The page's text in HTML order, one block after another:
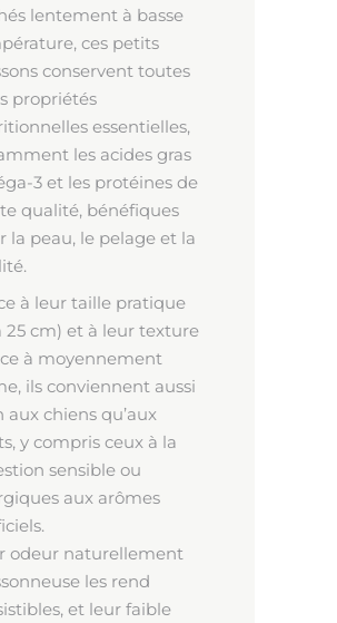
lentement à basse
ces petits
conservent toutes
propriétés
essentielles,
les acides gras
3 et les protéines de
qualité, bénéfiques
la peau, le pelage et la
à leur taille pratique
25 cm) et à leur texture
à moyennement
ils conviennent aussi
aux chiens qu’aux
y compris ceux à la
sensible ou
aux arômes
odeur naturellement
les rend
et leur faible